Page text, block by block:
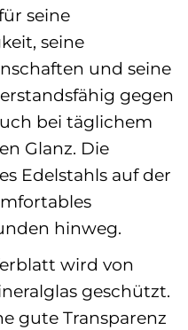
seine
seine
und seine
gegen
bei täglichem
Glanz. Die
Edelstahls auf der
hinweg.
wird von
geschützt.
gute Transparenz